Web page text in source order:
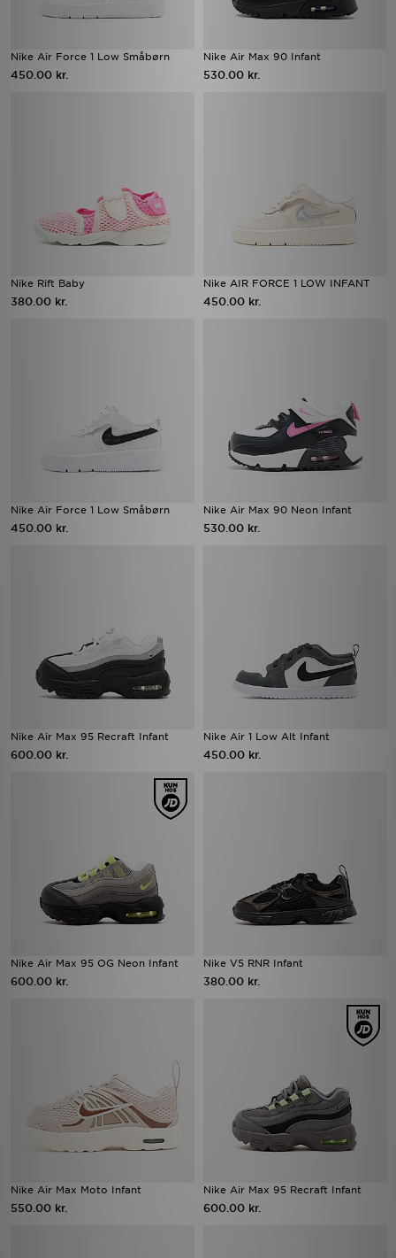
Nike Air Force 1 Low Småbørn
450.00 kr.
Nike Air Max 90 Infant
530.00 kr.
Nike Rift Baby
380.00 kr.
Nike AIR FORCE 1 LOW INFANT
450.00 kr.
Nike Air Force 1 Low Småbørn
450.00 kr.
Nike Air Max 90 Neon Infant
530.00 kr.
Nike Air Max 95 Recraft Infant
600.00 kr.
Nike Air 1 Low Alt Infant
450.00 kr.
Nike Air Max 95 OG Neon Infant
600.00 kr.
Nike V5 RNR Infant
380.00 kr.
Nike Air Max Moto Infant
550.00 kr.
Nike Air Max 95 Recraft Infant
600.00 kr.